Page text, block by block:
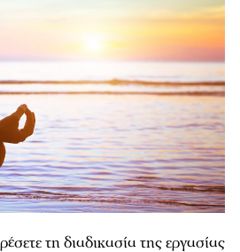
τη διαδικασία της εργασίας